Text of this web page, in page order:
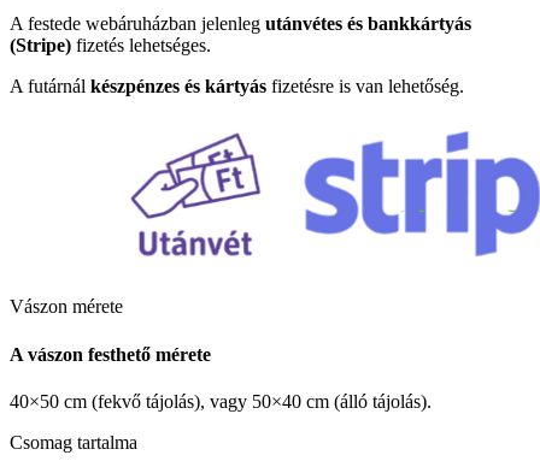
A festede webáruházban jelenleg utánvétes és bankkártyás
(Stripe) fizetés lehetséges.
A futárnál készpénzes és kártyás fizetésre is van lehetőség.
Vászon mérete
A vászon festhető mérete
40×50 cm (fekvő tájolás), vagy 50×40 cm (álló tájolás).
Csomag tartalma